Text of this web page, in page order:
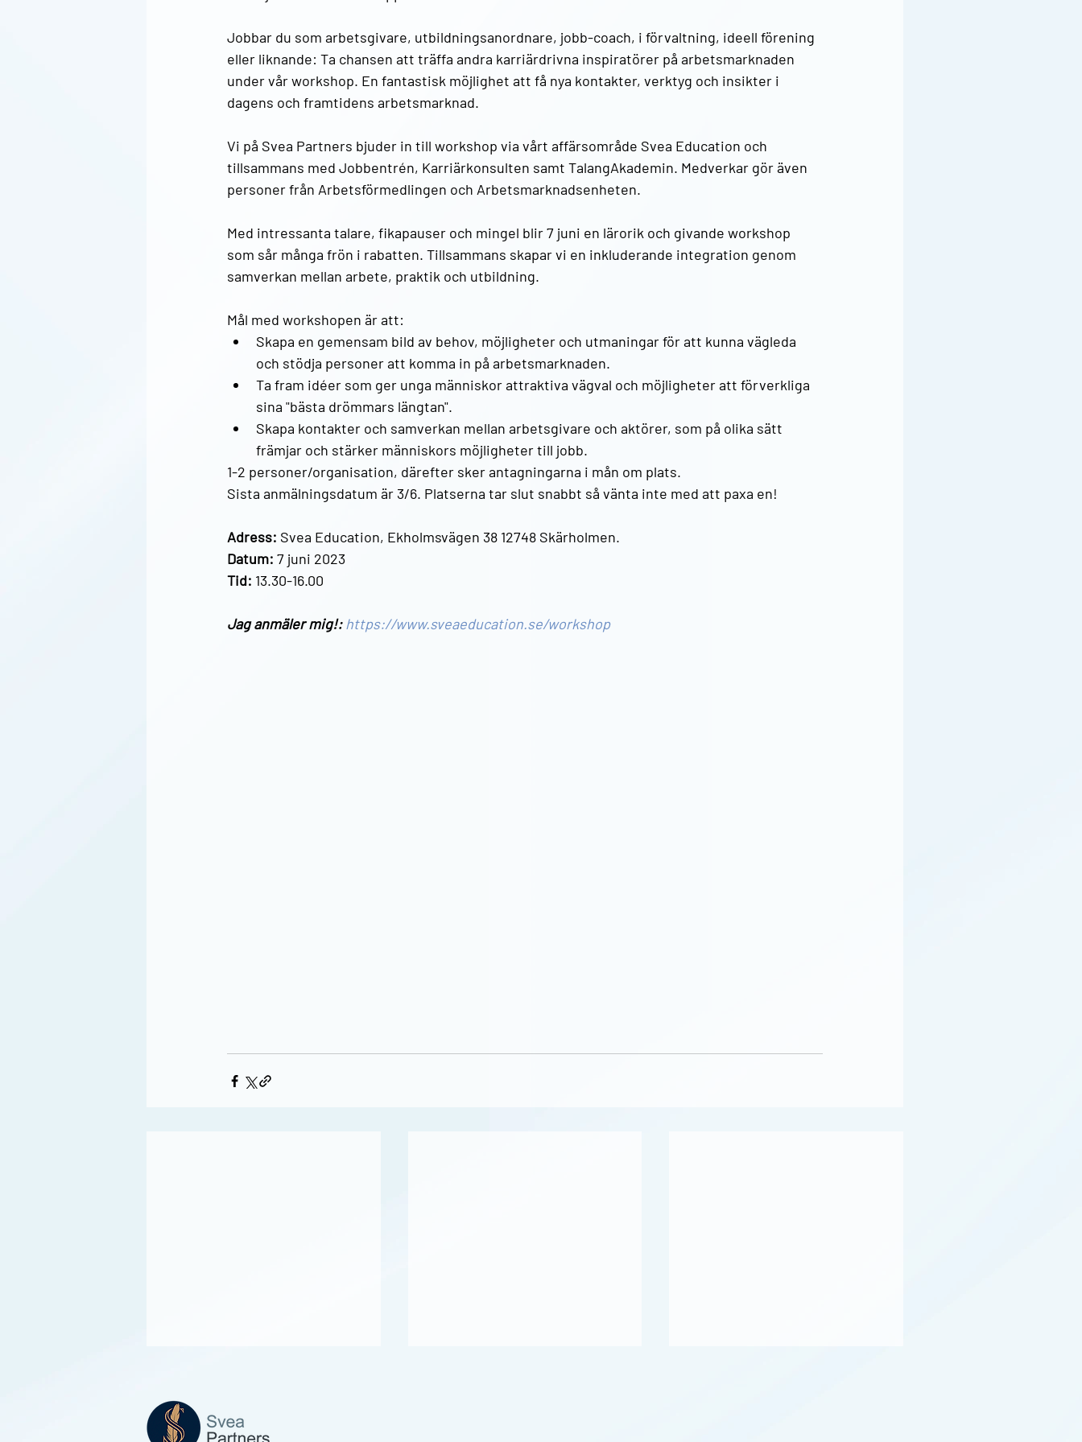
Jobbar du som arbetsgivare, utbildningsanordnare, jobb-coach, i förvaltning, ideell förening
eller liknande: Ta chansen att träffa andra karriärdrivna inspiratörer på arbetsmarknaden
under vår workshop. En fantastisk möjlighet att få nya kontakter, verktyg och insikter i
dagens och framtidens arbetsmarknad.
Vi på Svea Partners bjuder in till workshop via vårt affärsområde Svea Education och
tillsammans med Jobbentrén, Karriärkonsulten samt TalangAkademin. Medverkar gör även
personer från Arbetsförmedlingen och Arbetsmarknadsenheten.
Med intressanta talare, fikapauser och mingel blir 7 juni en lärorik och givande workshop
som sår många frön i rabatten. Tillsammans skapar vi en inkluderande integration genom
samverkan mellan arbete, praktik och utbildning.
Mål med workshopen är att:
Skapa en gemensam bild av behov, möjligheter och utmaningar för att kunna vägleda
och stödja personer att komma in på arbetsmarknaden.
Ta fram idéer som ger unga människor attraktiva vägval och möjligheter att förverkliga
sina "bästa drömmars längtan".
Skapa kontakter och samverkan mellan arbetsgivare och aktörer, som på olika sätt
främjar och stärker människors möjligheter till jobb.
1-2 personer/organisation, därefter sker antagningarna i mån om plats.
Sista anmälningsdatum är 3/6. Platserna tar slut snabbt så vänta inte med att paxa en!
Adress: Svea Education, Ekholmsvägen 38 12748 Skärholmen.
Datum: 7 juni 2023
Tid: 13.30-16.00
Jag anmäler mig!: https://www.sveaeducation.se/workshop